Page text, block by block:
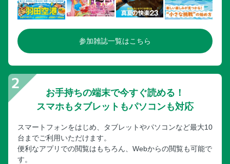
参加雑誌一覧はこちら
お手持ちの端末で今すぐ読める！
スマホもタブレットもパソコンも対応
スマートフォンをはじめ、タブレットやパソコンなど最大10
台までご利用いただけます。
便利なアプリでの閲覧はもちろん、Webからの閲覧も可能で
す。